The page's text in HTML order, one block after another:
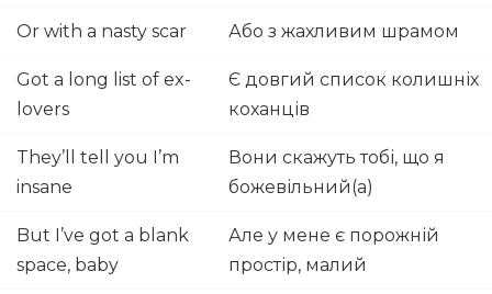
Or with a nasty scar Або з жахливим шрамом
Got a long list of ex-
lovers
Є довгий список колишніх
коханців
They’ll tell you I’m
insane
Вони скажуть тобі, що я
божевільний(а)
But I’ve got a blank
space, baby
Але у мене є порожній
простір, малий